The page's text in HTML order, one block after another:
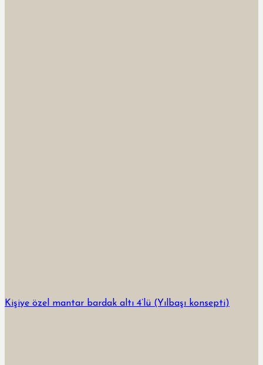
Kişiye özel mantar bardak altı 4’lü (Yılbaşı konsepti)